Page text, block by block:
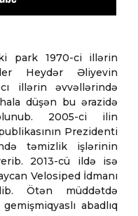
park 1970-ci illərin
Heydər Əliyevin
illərin əvvəllərində
düşən bu ərazidə
2005-ci ilin
Prezidenti
təmizlik işlərinin
2013-cü ildə isə
Velosiped İdmanı
Ötən müddətdə
abadlıq